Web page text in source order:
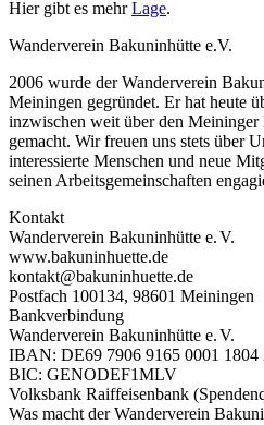
Hier gibt es mehrLage.
Wanderverein Bakuninhütte e.V.
2006 wurde der Wanderverein
Meiningen gegründet. Er hat heute
inzwischen weit über den Meininger
gemacht. Wir freuen uns stets über
interessierte Menschen und neue
seinen Arbeitsgemeinschaften
Kontakt
Wanderverein Bakuninhütte e.V.
www.bakuninhuette.de
kontakt@bakuninhuette.de
Postfach 100134, 98601 Meiningen
Bankverbindung
Wanderverein Bakuninhütte e.V.
IBAN: DE69 7906 9165 0001 1804
BIC: GENODEF1MLV
Volksbank Raiffeisenbank
Was macht der Wanderverein